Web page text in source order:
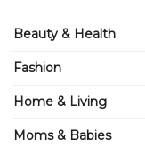
Beauty & Health
Fashion
Home & Living
Moms & Babies